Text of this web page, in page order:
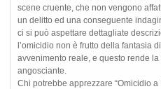
scene cruente, che non vengono
un delitto ed una conseguente
ci si può aspettare dettagliate
l’omicidio non è frutto della fantasia
avvenimento reale, e questo rende
angosciante.
Chi potrebbe apprezzare “Omicidio